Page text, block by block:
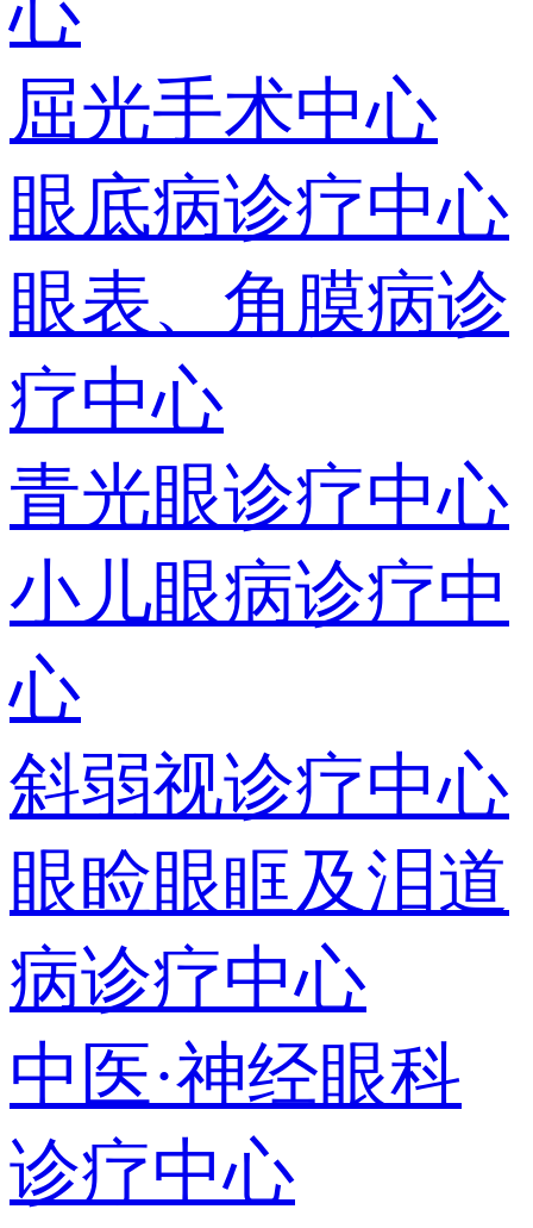
屈光手术中心
眼底病诊疗中心
眼表、角膜病诊
疗中心
青光眼诊疗中心
小儿眼病诊疗中
心
斜弱视诊疗中心
眼睑眼眶及泪道
病诊疗中心
中医·神经眼科
诊疗中心